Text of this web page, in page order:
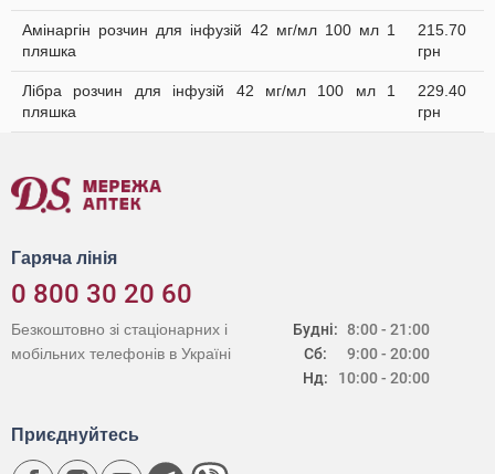
Амінаргін розчин для інфузій 42 мг/мл 100 мл 1
пляшка
215.70
грн
Лібра розчин для інфузій 42 мг/мл 100 мл 1
пляшка
229.40
грн
Гаряча лінія
0 800 30 20 60
Будні:
Сб:
Нд:
8:00 - 21:00
9:00 - 20:00
10:00 - 20:00
Безкоштовно зі стаціонарних і
мобільних телефонів в Україні
Приєднуйтесь